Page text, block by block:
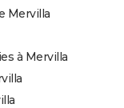
Mervilla
à Mervilla